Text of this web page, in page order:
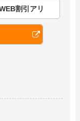
割引アリ